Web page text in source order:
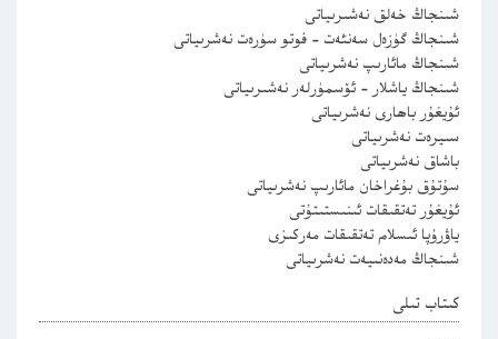
شىنجاڭ خەلق نەشىرىياتى
شىنجاڭ گۈزەل سەنئەت – فوتو سۈرەت نەشرىياتى
شىنجاڭ مائارىپ نەشرىياتى
شىنجاڭ ياشلار – ئۆسمۈرلەر نەشىرىياتى
ئۇيغۇر باھارى نەشرىياتى
سىيرەت نەشرىياتى
باشاق نەشرىياتى
سۇتۇق بۇغراخان مائارىپ نەشرىياتى
ئۇيغۇر تەتقىقات ئىنىستىتۇتى
ياۋرۇپا ئىسلام تەتقىقات مەركىزى
شىنجاڭ مەدەنىيەت نەشرىياتى
كىتاب تىلى